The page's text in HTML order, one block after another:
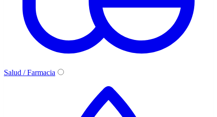
Salud / Farmacia